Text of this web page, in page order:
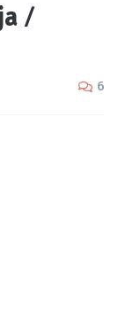
/
6